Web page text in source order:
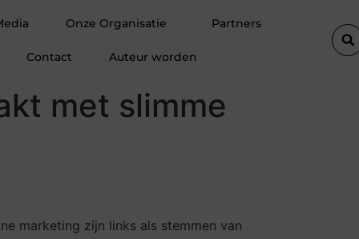
Onze Organisatie Partners
Contact Auteur worden
met slimme
marketing zijn links als stemmen van